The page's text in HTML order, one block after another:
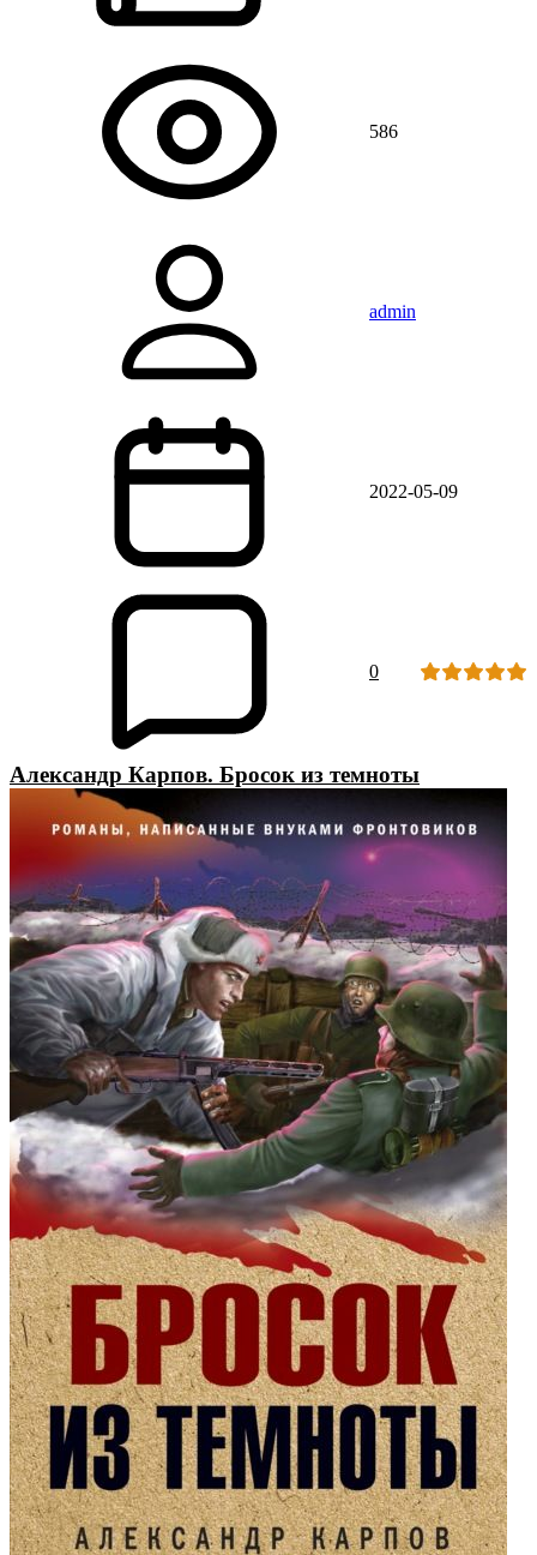
586
admin
2022-05-09
0
Александр Карпов. Бросок из темноты